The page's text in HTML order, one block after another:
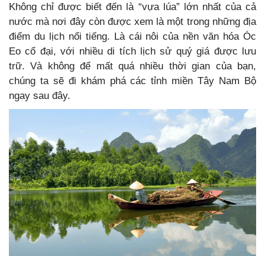
Không chỉ được biết đến là “vựa lúa” lớn nhất của cả
nước mà nơi đây còn được xem là một trong những địa
điểm du lịch nổi tiếng. Là cái nôi của nền văn hóa Óc
Eo cổ đại, với nhiều di tích lịch sử quý giá được lưu
trữ. Và không để mất quá nhiều thời gian của bạn,
chúng ta sẽ đi khám phá các tỉnh miền Tây Nam Bộ
ngay sau đây.